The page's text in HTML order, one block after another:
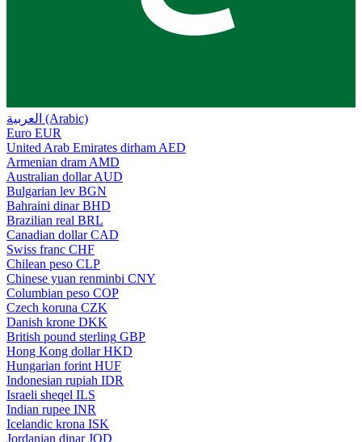
العربية (Arabic)
Euro EUR
United Arab Emirates dirham AED
Armenian dram AMD
Australian dollar AUD
Bulgarian lev BGN
Bahraini dinar BHD
Brazilian real BRL
Canadian dollar CAD
Swiss franc CHF
Chilean peso CLP
Chinese yuan renminbi CNY
Columbian peso COP
Czech koruna CZK
Danish krone DKK
British pound sterling GBP
Hong Kong dollar HKD
Hungarian forint HUF
Indonesian rupiah IDR
Israeli sheqel ILS
Indian rupee INR
Icelandic krona ISK
Jordanian dinar JOD